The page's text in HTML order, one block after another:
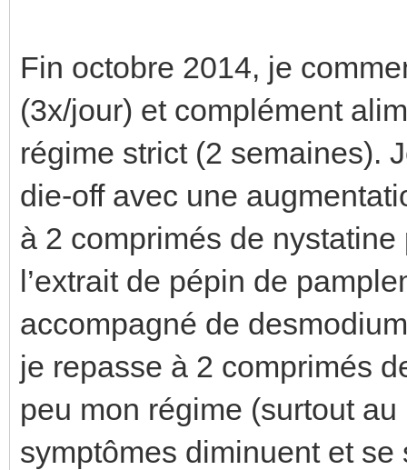
Fin octobre 2014, je
(3x/jour) et complément
régime strict (2 semaines).
die-off avec une
à 2 comprimés de
l’extrait de pépin de
accompagné de
je repasse à 2 comprimés
peu mon régime (surtout
symptômes diminuent et